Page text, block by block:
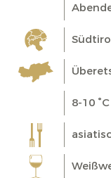
8-10 °C